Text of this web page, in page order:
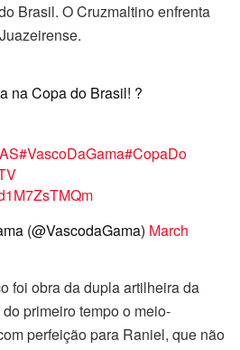
Brasil. O Cruzmaltino enfrenta
na Copa do Brasil! ?
#VascoDaGama#CopaDo
(@VascodaGama) March
foi obra da dupla artilheira da
primeiro tempo o meio-
perfeição para Raniel, que não